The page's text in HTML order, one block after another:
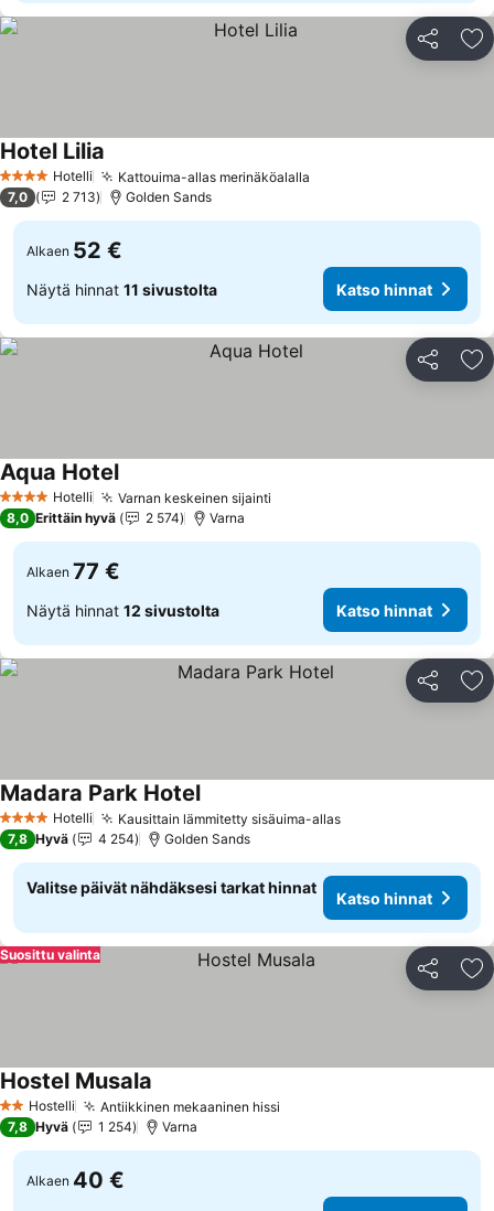
Jaa
4 Tähtiluokitus
Hotelli Kattouima-allas merinäköalalla
Hotel Lilia
7,0 2 713 Golden Sands
Alkaen 52 €
Näytä hinnat 11 sivustolta Katso hinnat
Jaa
4 Tähtiluokitus
Hotelli Varnan keskeinen sijainti
Aqua HotelKatso hinnat
8,0 Erittäin hyvä 2 574 Varna
Alkaen 77 €
Näytä hinnat 12 sivustolta Katso hinnat
Jaa
4 Tähtiluokitus
Hotelli Kausittain lämmitetty sisäuima-allasKatso hinnat
Madara Park HotelKatso hinnat
7,8 Hyvä 4 254 Golden Sands
Valitse päivät nähdäksesi tarkat hinnat
Katso hinnat
Jaa
Suosittu valinta
2 Tähtiluokitus
Hostelli Antiikkinen mekaaninen hissi
Hostel Musala
7,8 Hyvä 1 254 Varna
Alkaen 40 €